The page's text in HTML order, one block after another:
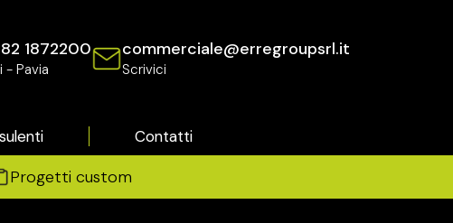
1872200
- Pavia
commerciale@erregroupsrl.it
Scrivici
Contatti
Progetti custom